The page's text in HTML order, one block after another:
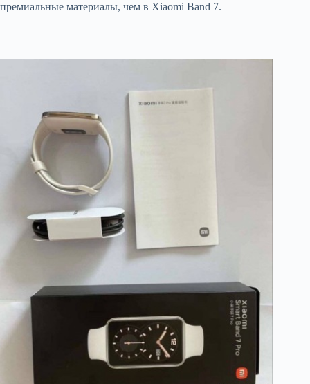
премиальные материалы, чем в Xiaomi Band 7.